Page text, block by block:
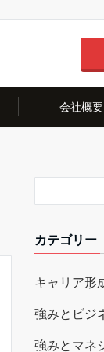
会社概要
カテゴリー
キャリア形
強みとビジ
強みとマネ